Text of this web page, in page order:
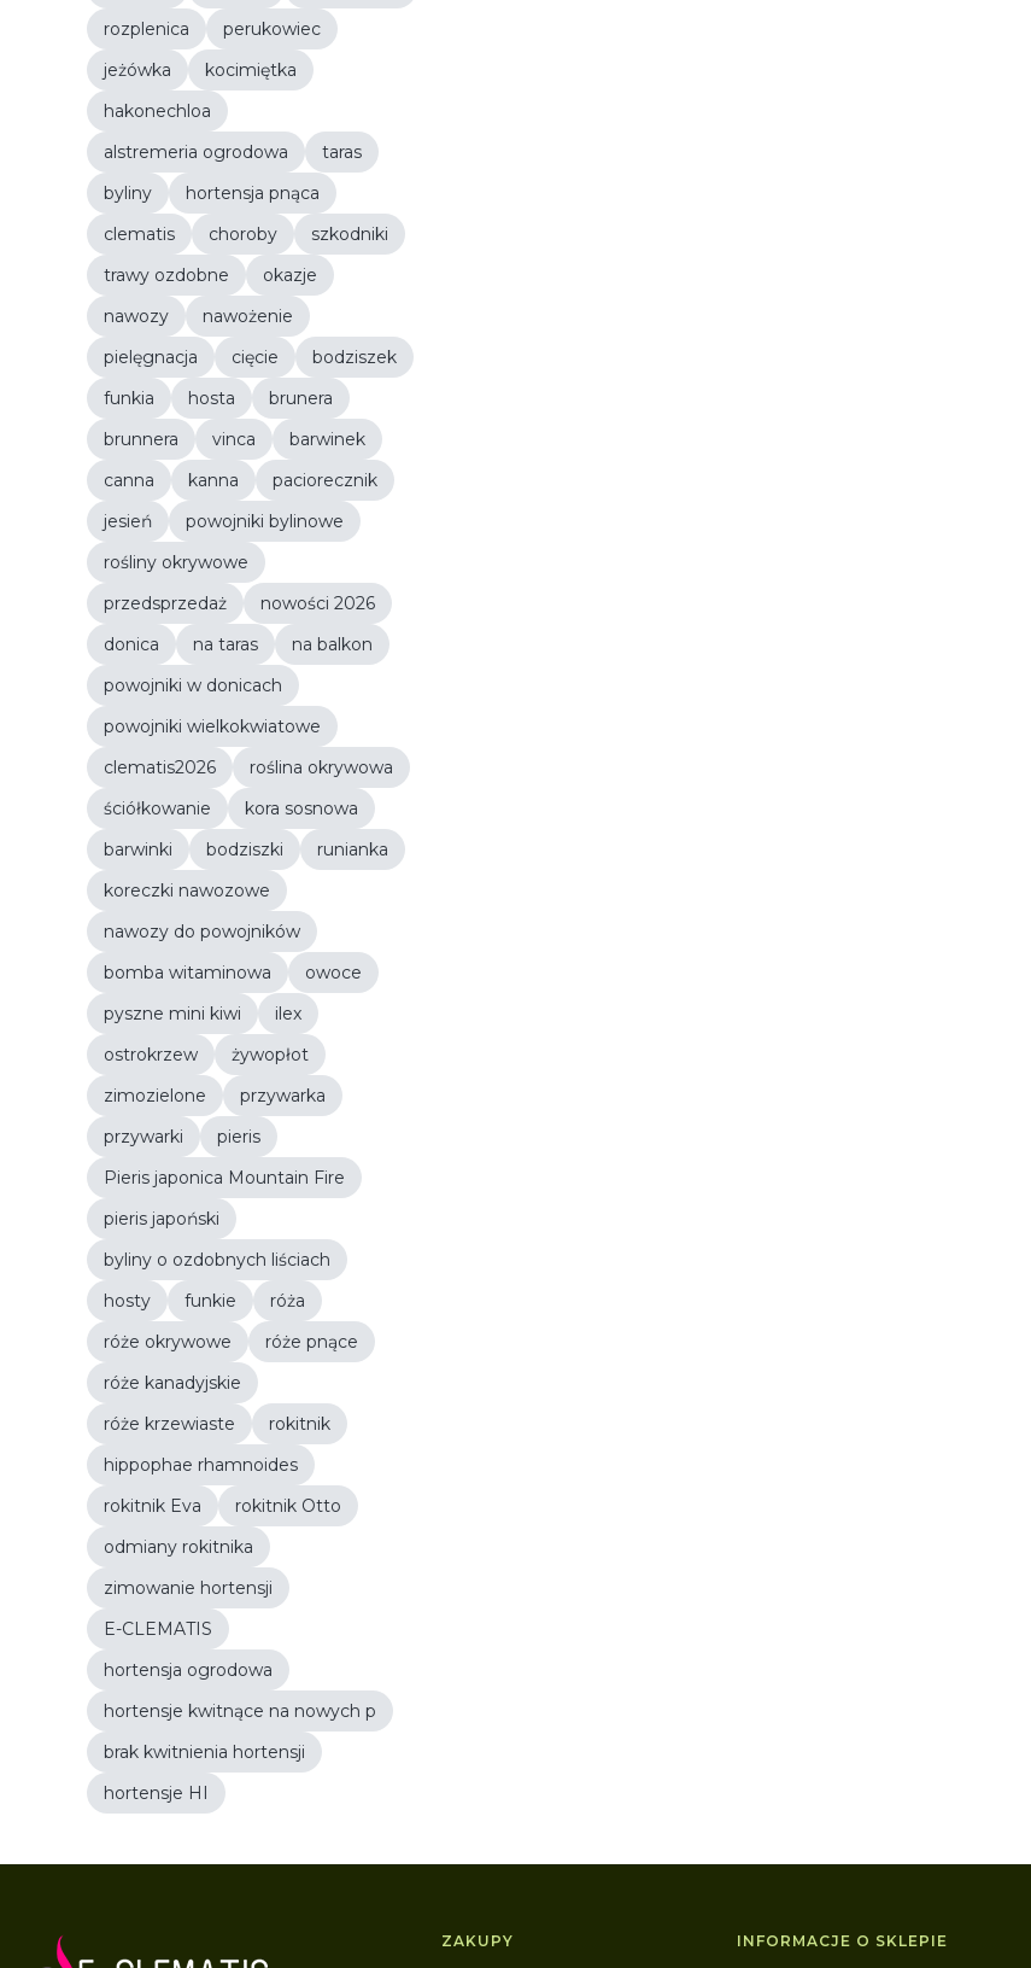
rozplenica
perukowiec
jeżówka
kocimiętka
hakonechloa
alstremeria ogrodowa
taras
byliny
hortensja pnąca
clematis
choroby
szkodniki
trawy ozdobne
okazje
nawozy
nawożenie
pielęgnacja
cięcie
bodziszek
funkia
hosta
brunera
brunnera
vinca
barwinek
canna
kanna
paciorecznik
jesień
powojniki bylinowe
rośliny okrywowe
przedsprzedaż
nowości 2026
donica
na taras
na balkon
powojniki w donicach
powojniki wielkokwiatowe
clematis2026
roślina okrywowa
ściółkowanie
kora sosnowa
barwinki
bodziszki
runianka
koreczki nawozowe
nawozy do powojników
bomba witaminowa
owoce
pyszne mini kiwi
ilex
ostrokrzew
żywopłot
zimozielone
przywarka
przywarki
pieris
Pieris japonica Mountain Fire
pieris japoński
byliny o ozdobnych liściach
hosty
funkie
róża
róże okrywowe
róże pnące
róże kanadyjskie
róże krzewiaste
rokitnik
hippophae rhamnoides
rokitnik Eva
rokitnik Otto
odmiany rokitnika
zimowanie hortensji
E-CLEMATIS
hortensja ogrodowa
hortensje kwitnące na nowych p
brak kwitnienia hortensji
hortensje HI
Linki w stopce
ZAKUPY
INFORMACJE O SKLEPIE